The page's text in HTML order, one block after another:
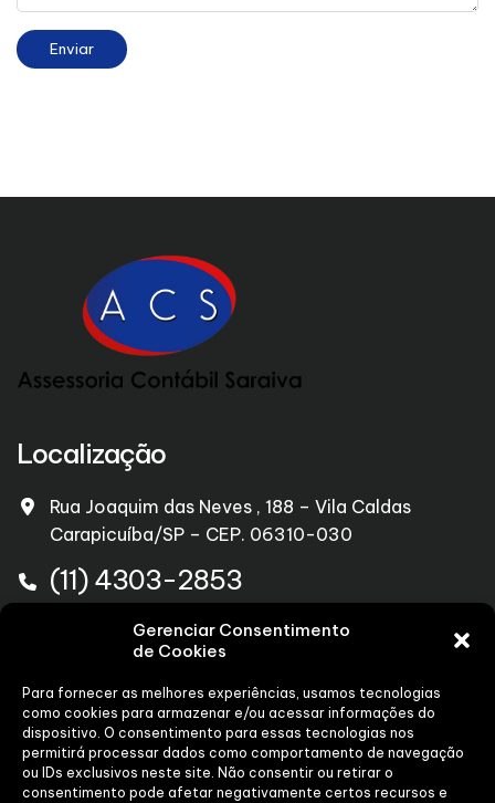
Gerenciar Consentimento
de Cookies
Para fornecer as melhores experiências, usamos tecnologias
como cookies para armazenar e/ou acessar informações do
dispositivo. O consentimento para essas tecnologias nos
permitirá processar dados como comportamento de navegação
ou IDs exclusivos neste site. Não consentir ou retirar o
consentimento pode afetar negativamente certos recursos e
Localização
Rua Joaquim das Neves , 188 – Vila Caldas
Carapicuíba/SP – CEP. 06310-030
(11) 4303-2853
marcossaraiva@acsaraiva.com.br
WhatsApp
WHATSAPP